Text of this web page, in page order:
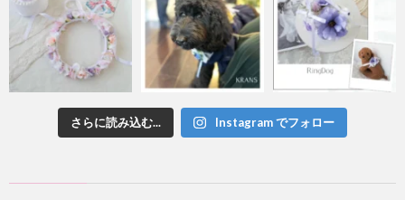
さらに読み込む... Instagram でフォロー